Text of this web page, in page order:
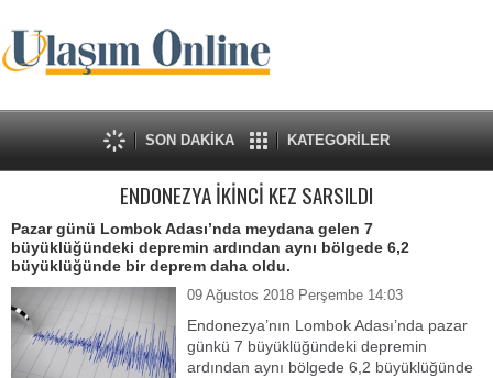
SON DAKİKA KATEGORİLER
ENDONEZYA İKİNCİ KEZ SARSILDI
Pazar günü Lombok Adası’nda meydana gelen 7
büyüklüğündeki depremin ardından aynı bölgede 6,2
büyüklüğünde bir deprem daha oldu.
09 Ağustos 2018 Perşembe 14:03
Endonezya’nın Lombok Adası’nda pazar
günkü 7 büyüklüğündeki depremin
ardından aynı bölgede 6,2 büyüklüğünde